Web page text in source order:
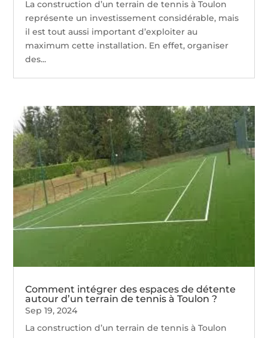
La construction d’un terrain de tennis à Toulon
représente un investissement considérable, mais
il est tout aussi important d’exploiter au
maximum cette installation. En effet, organiser
des...
Comment intégrer des espaces de détente
autour d’un terrain de tennis à Toulon ?
Sep 19, 2024
La construction d’un terrain de tennis à Toulon